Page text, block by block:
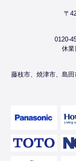
〒
0120-
休業
藤枝市、焼津市、島田